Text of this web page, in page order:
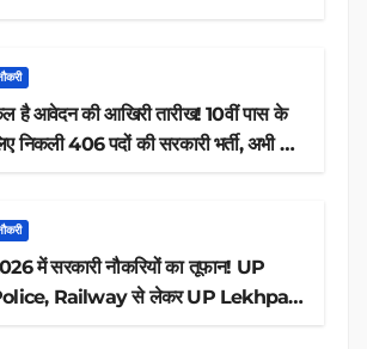
है आवेदन की आखिरी तारीख! 10वीं पास के
निकली 406 पदों की सरकारी भर्ती, अभी करें
में सरकारी नौकरियों का तूफान! UP
Railway से लेकर UP Lekhpal